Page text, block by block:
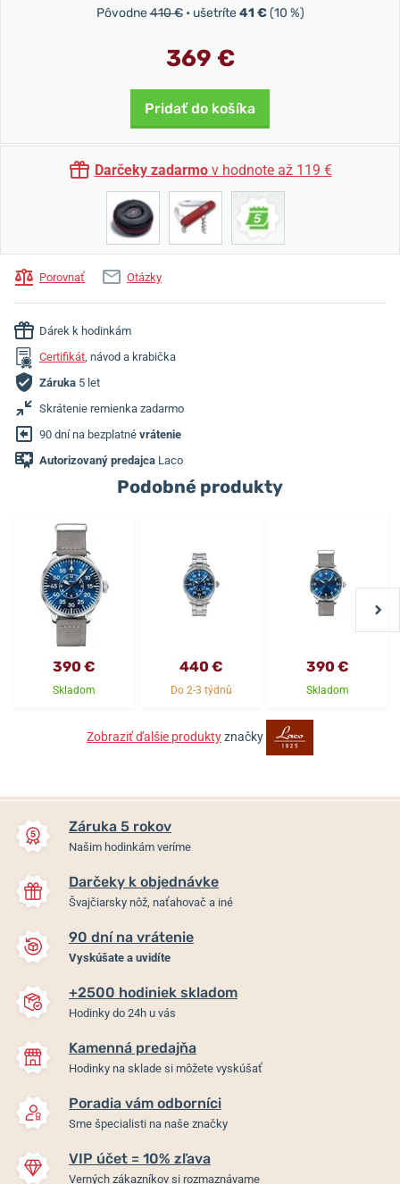
Pôvodne410 € • ušetríte41 €(10 %)
369 €
Pridať do košíka
Darčeky zadarmov hodnote až 119 €
Porovnať Otázky
Dárek k hodinkám
Certifikát, návod a krabička
Záruka 5 let
Skrátenie remienka zadarmo
90 dní na bezplatné vrátenie
Autorizovaný predajca Laco
Podobné produkty
390 €
Skladom
440 €
Do 2-3 týdnů
390 €
Skladom
Zobraziť ďalšie produktyznačky
Záruka 5 rokov
Našim hodinkám veríme
Darčeky k objednávke
Švajčiarsky nôž, naťahovač a iné
90 dní na vrátenie
Vyskúšate a uvidíte
+2500 hodiniek skladom
Hodinky do 24h u vás
Kamenná predajňa
Hodinky na sklade si môžete vyskúšať
Poradia vám odborníci
Sme špecialisti na naše značky
VIP účet = 10% zľava
Verných zákazníkov si rozmaznávame